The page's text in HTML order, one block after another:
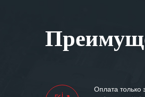
Оплата только